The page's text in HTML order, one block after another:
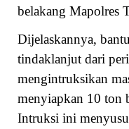
belakang Mapolres
Dijelaskannya,
tindaklanjut dari
mengintruksikan
menyiapkan 10 ton
Intruksi ini